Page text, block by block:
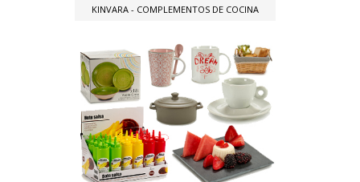
KINVARA - COMPLEMENTOS DE COCINA